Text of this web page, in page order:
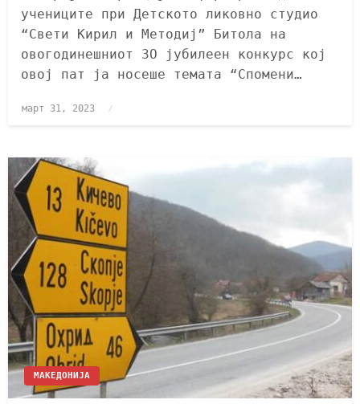
учениците при Детското ликовно студио
“Свети Кирил и Методиј” Битола на
овогодинешниот 3О јубилеен конкурс кој
овој пат ја носеше темата “Спомени…
март 31, 2023
МАКЕДОНИЈА